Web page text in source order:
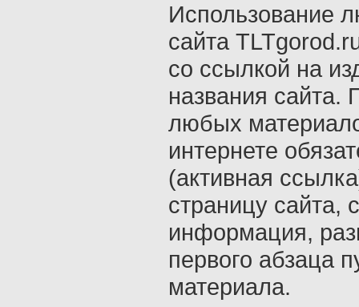
Использование
сайта
со ссылкой на
названия сайта.
любых
интернете
(активная
страницу сайта,
информация,
первого абзаца
материала.